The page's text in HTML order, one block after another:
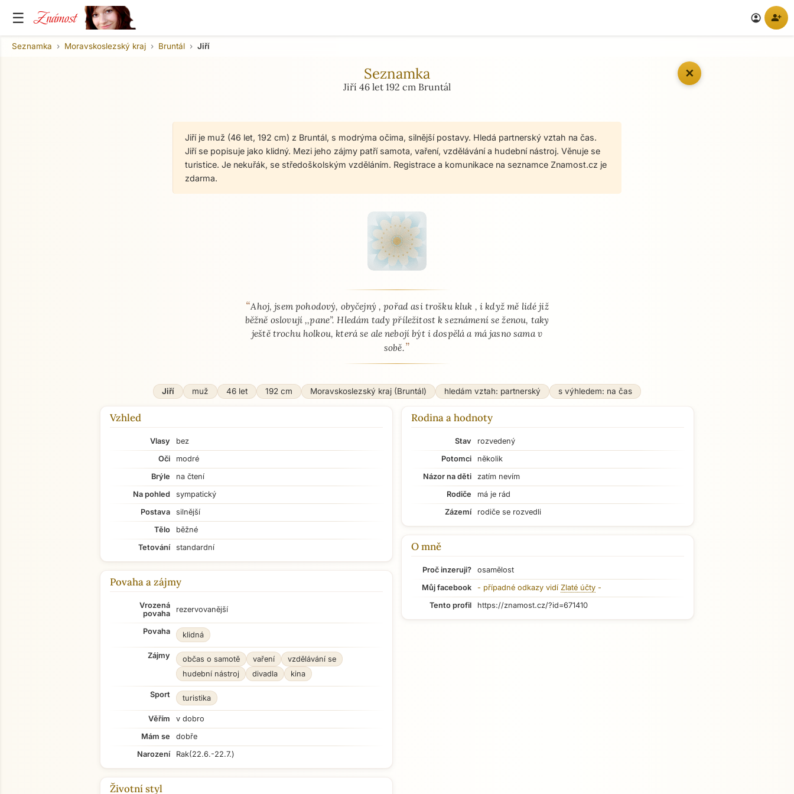
☰ Známost account_circle person_add
✕
Seznamka Moravskoslezský kraj Bruntál Jiří
Seznamka
Jiří 46 let 192 cm Bruntál
Jiří je muž (46 let, 192 cm) z Bruntál, s modrýma očima, silnější postavy. Hledá partnerský vztah na čas.
Jiří se popisuje jako klidný. Mezi jeho zájmy patří samota, vaření, vzdělávání a hudební nástroj. Věnuje se
turistice. Je nekuřák, se středoškolským vzděláním. Registrace a komunikace na seznamce Znamost.cz je
zdarma.
O mně - seznamka profil
“Ahoj, jsem pohodový, obyčejný , pořad asi trošku kluk , i když mě lidé již
běžně oslovují ,,pane”. Hledám tady příležitost k seznámení se ženou, taky
ještě trochu holkou, která se ale nebojí být i dospělá a má jasno sama v
sobě.”
Jiří muž 46 let 192 cm Moravskoslezský kraj (Bruntál) hledám vztah: partnerský s výhledem: na čas
Vzhled
Vlasy
bez
Oči
modré
Brýle
na čtení
Na pohled
sympatický
Postava
silnější
Tělo
běžné
Tetování
standardní
Povaha a zájmy
Vrozená
povaha
rezervovanější
Povaha klidná
Zájmy občas o samotě vaření
vzdělávání se
hudební nástroj
divadla kina
Sport turistika
Věřím
v dobro
Mám se
dobře
Narození
Rak(22.6.-22.7.)
Životní styl
Rodina a hodnoty
Stav
rozvedený
Potomci
několik
Názor na děti
zatím nevím
Rodiče
má je rád
Zázemí
rodiče se rozvedli
O mně
Proč inzeruji?
osamělost
Můj facebook
- případné odkazy vidí Zlaté účty -
Tento profil
https://znamost.cz/?id=671410